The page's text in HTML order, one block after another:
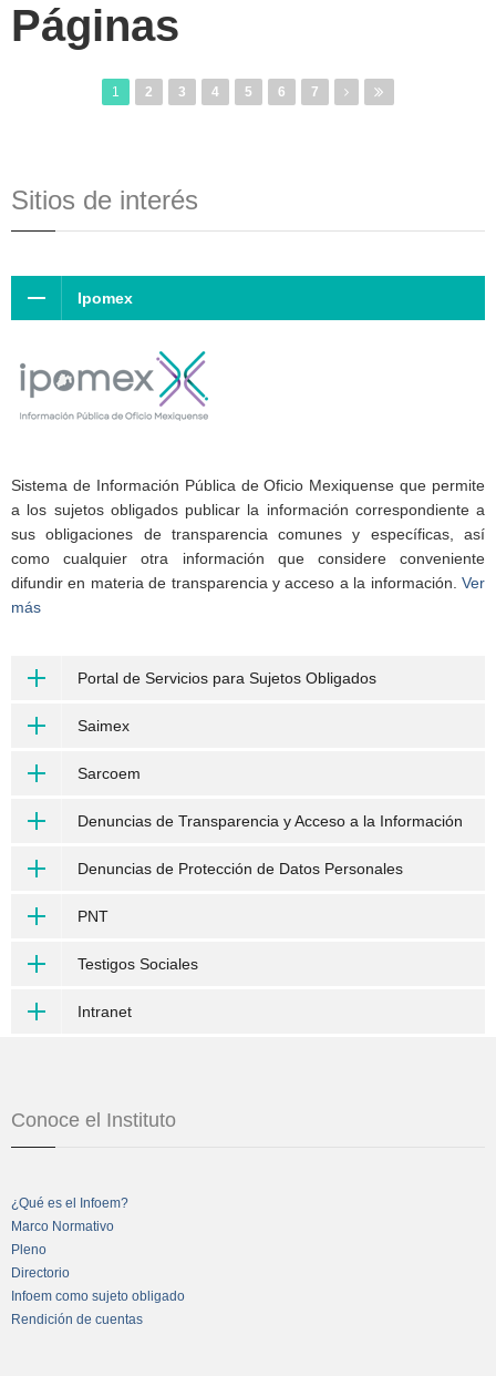
Páginas
1 2 3 4 5 6 7
Sitios de interés
Ipomex
Sistema de Información Pública de Oficio Mexiquense que permite
a los sujetos obligados publicar la información correspondiente a
sus obligaciones de transparencia comunes y específicas, así
como cualquier otra información que considere conveniente
difundir en materia de transparencia y acceso a la información. Ver
más
Portal de Servicios para Sujetos Obligados
Saimex
Sarcoem
Denuncias de Transparencia y Acceso a la Información
Denuncias de Protección de Datos Personales
PNT
Testigos Sociales
Intranet
Conoce el Instituto
¿Qué es el Infoem?
Marco Normativo
Pleno
Directorio
Infoem como sujeto obligado
Rendición de cuentas